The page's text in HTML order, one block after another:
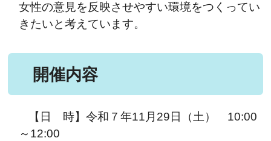
女性の意見を反映させやすい環境をつくってい
きたいと考えています。
開催内容
【日 時】令和７年11月29日（土） 10:00
～12:00